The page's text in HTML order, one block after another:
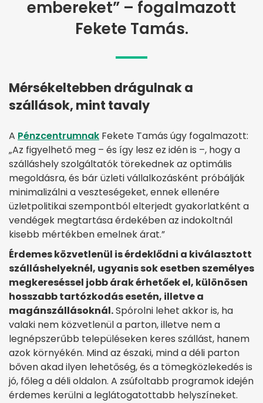
embereket” – fogalmazott
Fekete Tamás.
Mérsékeltebben drágulnak a
szállások, mint tavaly
A Pénzcentrumnak Fekete Tamás úgy fogalmazott:
„Az figyelhető meg – és így lesz ez idén is –, hogy a
szálláshely szolgáltatók törekednek az optimális
megoldásra, és bár üzleti vállalkozásként próbálják
minimalizálni a veszteségeket, ennek ellenére
üzletpolitikai szempontból elterjedt gyakorlatként a
vendégek megtartása érdekében az indokoltnál
kisebb mértékben emelnek árat.”
Érdemes közvetlenül is érdeklődni a kiválasztott
szálláshelyeknél, ugyanis sok esetben személyes
megkereséssel jobb árak érhetőek el, különösen
hosszabb tartózkodás esetén, illetve a
magánszállásoknál.Spórolni lehet akkor is, ha
valaki nem közvetlenül a parton, illetve nem a
legnépszerűbb településeken keres szállást, hanem
azok környékén. Mind az északi, mind a déli parton
bőven akad ilyen lehetőség, és a tömegközlekedés is
jó, főleg a déli oldalon. A zsúfoltabb programok idején
érdemes kerülni a leglátogatottabb helyszíneket.